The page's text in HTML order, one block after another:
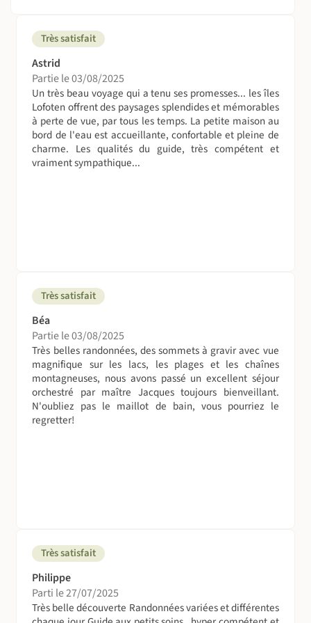
vous ne devez pas évaluer la difficulté des randonnées à
leur dénivelé ou à leur distance, mais à la nature du
terrain.
Pour que votre séjour reste une expérience agréable pour
vous, comme pour vos compagnons de voyage, vous
devez disposer d’une bonne condition physique, mais
aussi d’une expérience de la marche en montagne et sur
terrain accidenté ; vous en serrez les premiers
bénéficiaires. Aux difficultés du terrain se rajoute un
climat parfois rigoureux et changeant (arctique dans la
Nous serons hébergés pour 5 nuits en maison située à
Sorvagen (petit village de pêcheur) et en hôtel à Bodo la
première et la dernière nuit.
Dans la maison, les draps, couettes et serviettes de
toilettes sont fournis.
A table !
Petits-déjeuners à l'hébergement
L’accompagnateur étant seul à assurer toute la logistique
sur place une participation vous sera demandée pour la
préparation des repas. Par 68° de latitude nord, le choix
des produits alimentaires et en particulier des fruits et
Très satisfait
Astrid
Partie le 03/08/2025
Un très beau voyage qui a tenu ses promesses... les îles
Lofoten offrent des paysages splendides et mémorables
à perte de vue, par tous les temps. La petite maison au
bord de l'eau est accueillante, confortable et pleine de
charme. Les qualités du guide, très compétent et
vraiment sympathique...
Très satisfait
Béa
Partie le 03/08/2025
Très belles randonnées, des sommets à gravir avec vue
magnifique sur les lacs, les plages et les chaînes
montagneuses, nous avons passé un excellent séjour
orchestré par maître Jacques toujours bienveillant.
N'oubliez pas le maillot de bain, vous pourriez le
regretter!
Très satisfait
Philippe
Parti le 27/07/2025
Très belle découverte Randonnées variées et différentes